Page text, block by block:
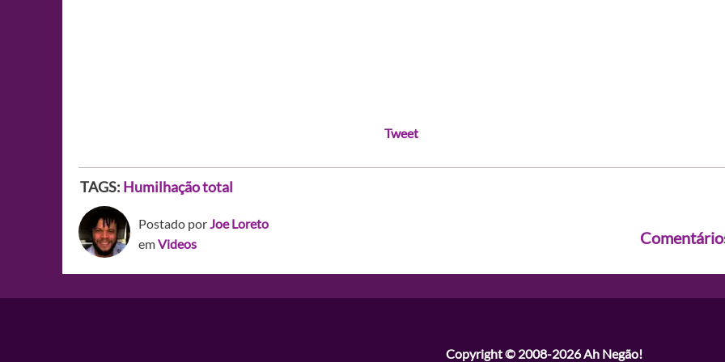
Tweet
TAGS: Humilhação total
Postado porJoe Loreto
emVideos
Copyright © 2008-2026Ah Negão!